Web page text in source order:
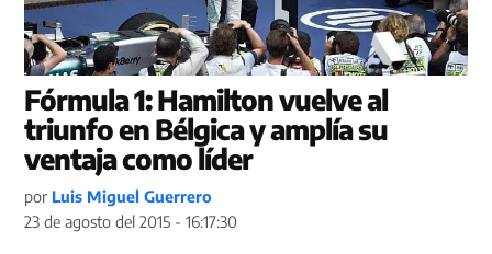
Fórmula 1: Hamilton vuelve al
triunfo en Bélgica y amplía su
ventaja como líder
por Luis Miguel Guerrero
23 de agosto del 2015 - 16:17:30